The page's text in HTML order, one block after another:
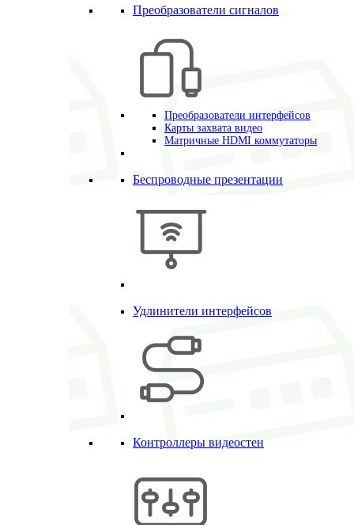
Преобразователи сигналов
Преобразователи интерфейсов
Карты захвата видео
Матричные HDMI коммутаторы
Беспроводные презентации
Удлинители интерфейсов
Контроллеры видеостен